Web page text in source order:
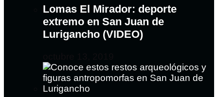
Lomas El Mirador: deporte
extremo en San Juan de
Lurigancho (VIDEO)